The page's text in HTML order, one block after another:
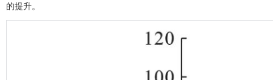
的提升。